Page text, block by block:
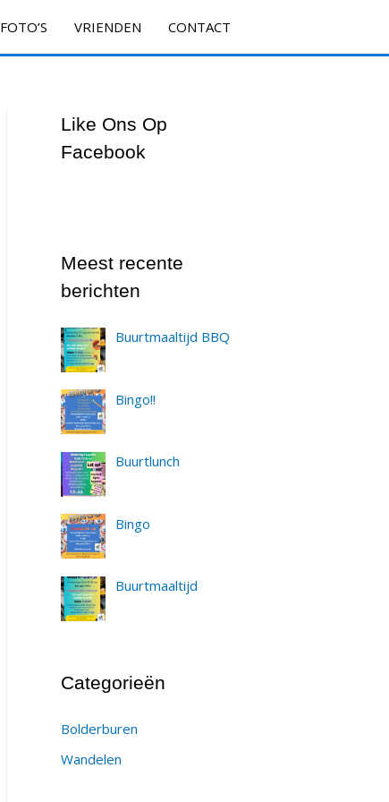
FOTO’S VRIENDEN CONTACT
Like Ons Op
Facebook
Meest recente
berichten
Buurtmaaltijd BBQ
Bingo!!
Buurtlunch
Bingo
Buurtmaaltijd
Categorieën
Bolderburen
Wandelen